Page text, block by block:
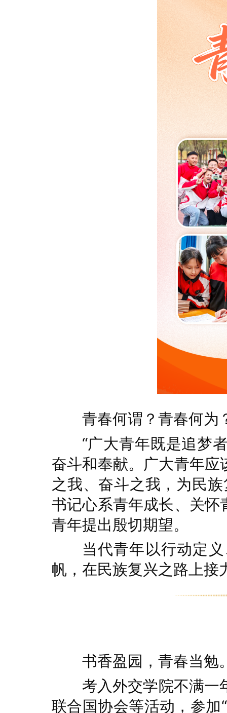
青春何谓？青春何为
“广大青年既是追梦
奋斗和奉献。广大青年
之我、奋斗之我，为民
书记心系青年成长、关
青年提出殷切期望。
当代青年以行动定
帆，在民族复兴之路上接
书香盈园，青春当勉
考入外交学院不满一
联合国协会等活动，参加